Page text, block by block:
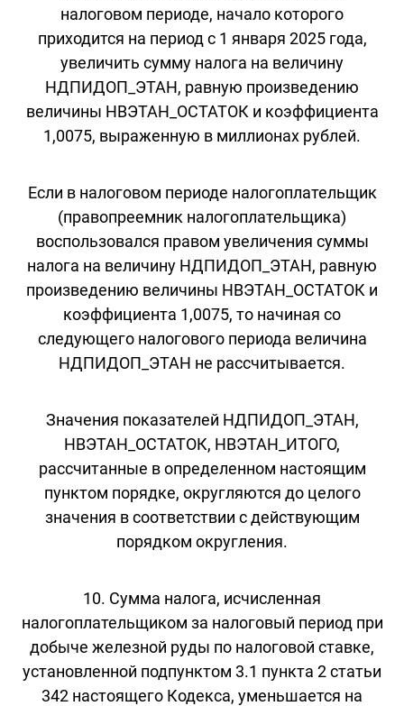
налоговом периоде, начало которого
приходится на период с 1 января 2025 года,
увеличить сумму налога на величину
НДПИДОП_ЭТАН, равную произведению
величины НВЭТАН_ОСТАТОК и коэффициента
1,0075, выраженную в миллионах рублей.
Если в налоговом периоде налогоплательщик
(правопреемник налогоплательщика)
воспользовался правом увеличения суммы
налога на величину НДПИДОП_ЭТАН, равную
произведению величины НВЭТАН_ОСТАТОК и
коэффициента 1,0075, то начиная со
следующего налогового периода величина
НДПИДОП_ЭТАН не рассчитывается.
Значения показателей НДПИДОП_ЭТАН,
НВЭТАН_ОСТАТОК, НВЭТАН_ИТОГО,
рассчитанные в определенном настоящим
пунктом порядке, округляются до целого
значения в соответствии с действующим
порядком округления.
10. Сумма налога, исчисленная
налогоплательщиком за налоговый период при
добыче железной руды по налоговой ставке,
установленной подпунктом 3.1 пункта 2 статьи
342 настоящего Кодекса, уменьшается на